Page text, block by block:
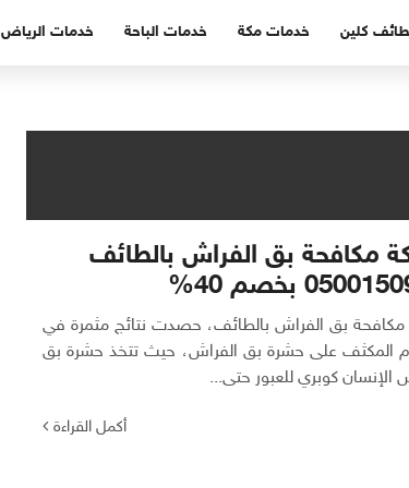
كلين خدمات مكة خدمات الباحة خدمات الرياض
مكافحة بق الفراش بالطائف
بخصم 40%
بق الفراش بالطائف، حصدت نتائج مثمرة في
المكثف على حشرة بق الفراش، حيث تتخذ حشرة بق
الإنسان كوبري للعبور حتى...
أكمل القراءة